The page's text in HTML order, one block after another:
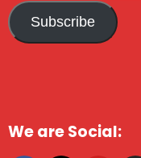
Subscribe
We are Social: